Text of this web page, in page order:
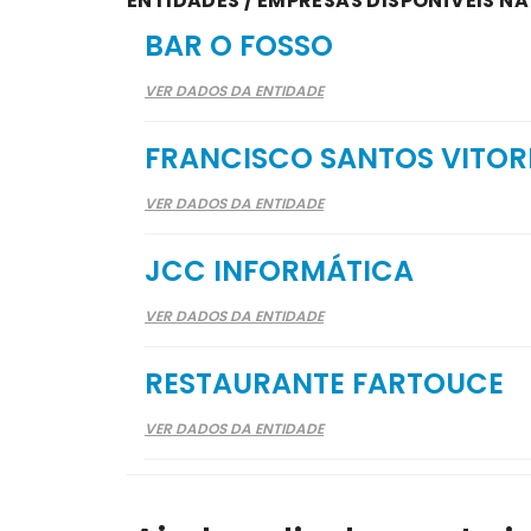
BAR O FOSSO
VER DADOS DA ENTIDADE
FRANCISCO SANTOS
VER DADOS DA ENTIDADE
JCC INFORMÁTICA
VER DADOS DA ENTIDADE
RESTAURANTE FARTOUCE
VER DADOS DA ENTIDADE